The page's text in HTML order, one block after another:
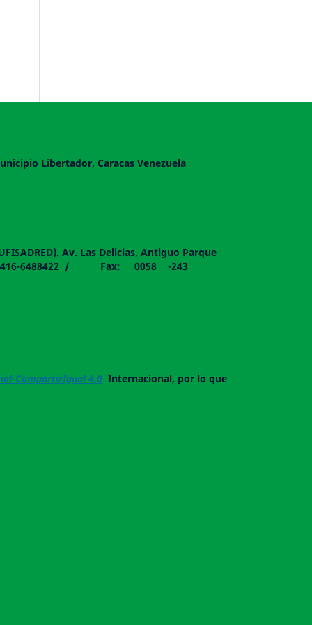
Libertador, Caracas Venezuela
Av. Las Delicias, Antiguo Parque
- 0416-6488422 / Fax: 0058 -243
CompartirIgual 4.0 Internacional, por lo que